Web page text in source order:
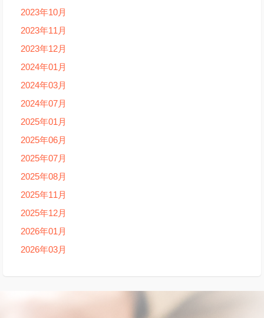
2023年10月
2023年11月
2023年12月
2024年01月
2024年03月
2024年07月
2025年01月
2025年06月
2025年07月
2025年08月
2025年11月
2025年12月
2026年01月
2026年03月